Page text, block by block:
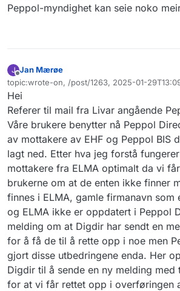
Peppol-myndighet kan seie noko
J
Frakoblet
Jan Mærøe
topic:wrote-on, /post/1263, 2025-01-
Sist endret av
Hei
Referer til mail fra Livar angående
Våre brukere benytter nå Peppol
av mottakere av EHF og Peppol BIS
lagt ned. Etter hva jeg forstå
mottakere fra ELMA optimalt da vi
brukerne om at de enten ikke finner
finnes i ELMA, gamle firmanavn som
og ELMA ikke er oppdatert i Peppol
melding om at Digdir har sendt en
for å få de til å rette opp i noe men
gjort disse utbedringene enda. Her
Digdir til å sende en ny melding med
for at vi får rettet opp i overføringen